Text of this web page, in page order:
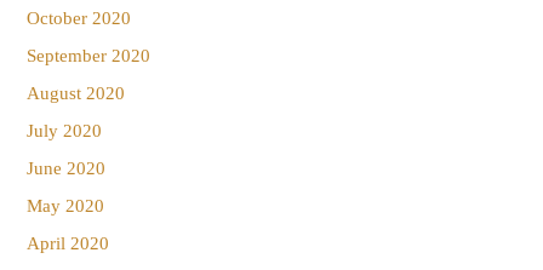
October 2020
September 2020
August 2020
July 2020
June 2020
May 2020
April 2020